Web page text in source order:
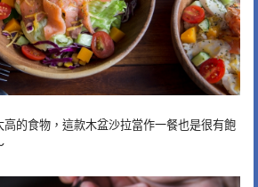
的食物，這款木盆沙拉當作一餐也是很有飽